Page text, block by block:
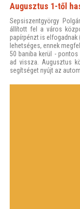
Augusztus 1-től
Sepsiszentgyörgy
állított fel a város
papírpénzt is elfogadnak
lehetséges, ennek
50 baniba kerül -
ad vissza. Augusztus
segítséget nyújt az